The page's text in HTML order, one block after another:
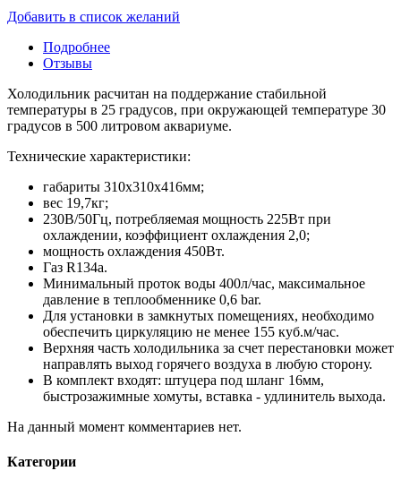
Добавить в список желаний
Подробнее
Отзывы
Холодильник расчитан на поддержание стабильной
температуры в 25 градусов, при окружающей температуре 30
градусов в 500 литровом аквариуме.
Технические характеристики:
габариты 310х310х416мм;
вес 19,7кг;
230В/50Гц, потребляемая мощность 225Вт при
охлаждении, коэффициент охлаждения 2,0;
мощность охлаждения 450Вт.
Газ R134a.
Минимальный проток воды 400л/час, максимальное
давление в теплообменнике 0,6 bar.
Для установки в замкнутых помещениях, необходимо
обеспечить циркуляцию не менее 155 куб.м/час.
Верхняя часть холодильника за счет перестановки может
направлять выход горячего воздуха в любую сторону.
В комплект входят: штуцера под шланг 16мм,
быстрозажимные хомуты, вставка - удлинитель выхода.
На данный момент комментариев нет.
Категории